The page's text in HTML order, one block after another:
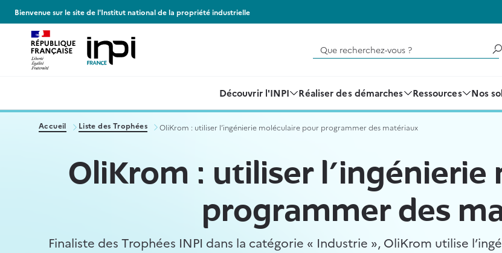
Bienvenue sur le site de l'Institut national de la propriété industrielle
Que recherchez-vous ?
Découvrir l'INPI Réaliser des démarches Ressources Nos
Accueil Liste des Trophées OliKrom : utiliser l’ingénierie moléculaire pour programmer des matériaux
OliKrom : utiliser
programmer des
Finaliste des Trophées INPI dans la catégorie « Industrie », OliKrom utilise
Panneau de gestion des cookies